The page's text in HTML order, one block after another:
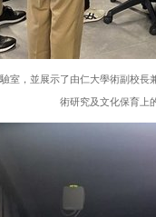
室，並展示了由仁大學術副校
術研究及文化保育上